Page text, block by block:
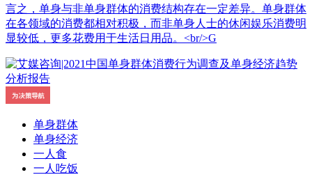
言之，单身与非单身群体的消费结构存在一定差异。单身群体
在各领域的消费都相对积极，而非单身人士的休闲娱乐消费明
显较低，更多花费用于生活日用品。<br/>G
单身群体
单身经济
一人食
一人吃饭